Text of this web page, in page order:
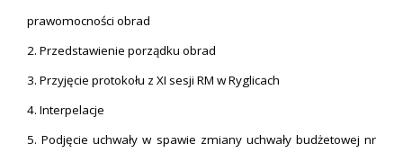
prawomocności obrad
2. Przedstawienie porządku obrad
3. Przyjęcie protokołu z XI sesji RM w Ryglicach
4. Interpelacje
5. Podjęcie uchwały w spawie zmiany uchwały budżetowej nr